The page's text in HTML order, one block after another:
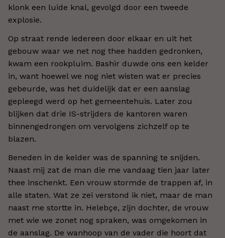
klonk een luide knal, gevolgd door een tweede
explosie.
Op straat rende iedereen door elkaar en uit het
gebouw waar we net nog thee hadden gedronken,
kwam een rookpluim. Bashir duwde ons een kelder
in, want hoewel we nog niet wisten wat er precies
gebeurde, was het duidelijk dat er een aanslag
gepleegd werd op het gemeentehuis. Later zou
blijken dat drie IS-strijders de kantoren waren
binnengedrongen om vervolgens zichzelf op te
blazen.
Beneden in de kelder was de spanning te snijden.
Naast mij zat de man die me vandaag tien jaar later
thee inschenkt. Een vrouw stormde de trappen af, in
alle staten. Wat ze zei verstond ik niet, maar de man
naast me stortte in. Helebçe, zijn dochter, de vrouw
met wie we zonet nog spraken, was omgekomen in
de aanslag. De wanhoop van de vader die hoort dat